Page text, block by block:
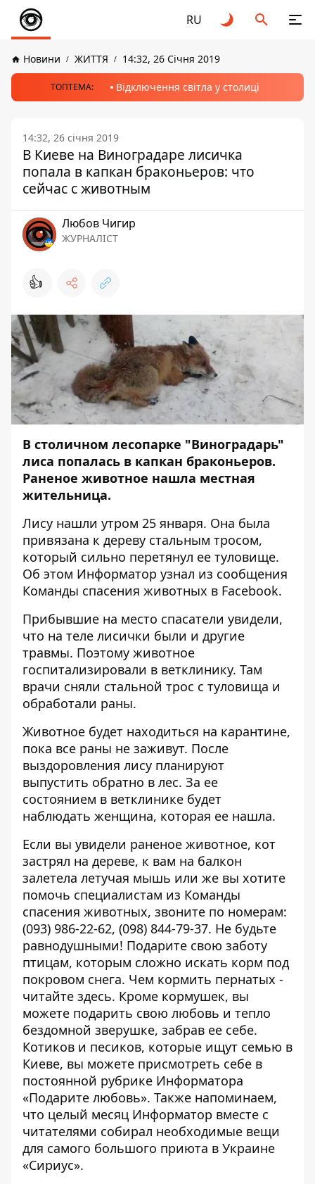
RU
Новини ЖИТТЯ 14:32, 26 Січня 2019
ТОПТЕМА: Відключення світла у столиці
14:32, 26 січня 2019
В Киеве на Виноградаре лисичка
попала в капкан браконьеров: что
сейчас с животным
Любов Чигир
ЖУРНАЛІСТ
👍
В столичном лесопарке "Виноградарь"
лиса попалась в капкан браконьеров.
Раненое животное нашла местная
жительница.
Лису нашли утром 25 января. Она была
привязана к дереву стальным тросом,
который сильно перетянул ее туловище.
Об этом Информатор узнал из сообщения
Команды спасения животных в Facebook.
Прибывшие на место спасатели увидели,
что на теле лисички были и другие
травмы. Поэтому животное
госпитализировали в ветклинику. Там
врачи сняли стальной трос с туловища и
обработали раны.
Животное будет находиться на карантине,
пока все раны не заживут. После
выздоровления лису планируют
выпустить обратно в лес. За ее
состоянием в ветклинике будет
наблюдать женщина, которая ее нашла.
Если вы увидели раненое животное, кот
застрял на дереве, к вам на балкон
залетела летучая мышь или же вы хотите
помочь специалистам из Команды
спасения животных, звоните по номерам:
(093) 986-22-62, (098) 844-79-37. Не будьте
равнодушными! Подарите свою заботу
птицам, которым сложно искать корм под
покровом снега. Чем кормить пернатых -
читайте здесь. Кроме кормушек, вы
можете подарить свою любовь и тепло
бездомной зверушке, забрав ее себе.
Котиков и песиков, которые ищут семью в
Киеве, вы можете присмотреть себе в
постоянной рубрике Информатора
«Подарите любовь». Также напоминаем,
что целый месяц Информатор вместе с
читателями собирал необходимые вещи
для самого большого приюта в Украине
«Сириус».